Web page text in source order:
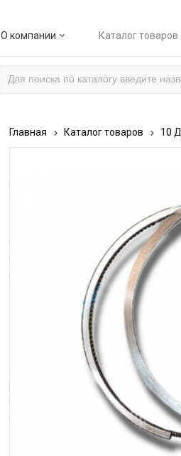
О компании Каталог товаров
Главная Каталог товаров 10